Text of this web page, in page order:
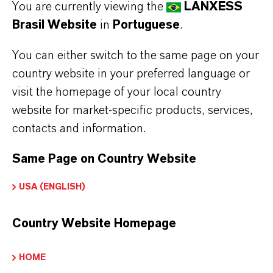
CLIENTES
O Digital Bayferrox Color Workshop foi
criado para ajudar os profissionais do
setor a aprender a usar melhor os
produzir produtos de concreto colorido
com maior eficiência e consistência. Os
por nossos especialistas em cores.
You are currently viewing the
LANXESS
Brasil Website in Portuguese.
You can either switch to the same page on your
country website in your preferred language or
visit the homepage of your local country
website for market-specific products, services,
contacts and information.
Same Page on Country Website
USA (ENGLISH)
Country Website Homepage
HOME